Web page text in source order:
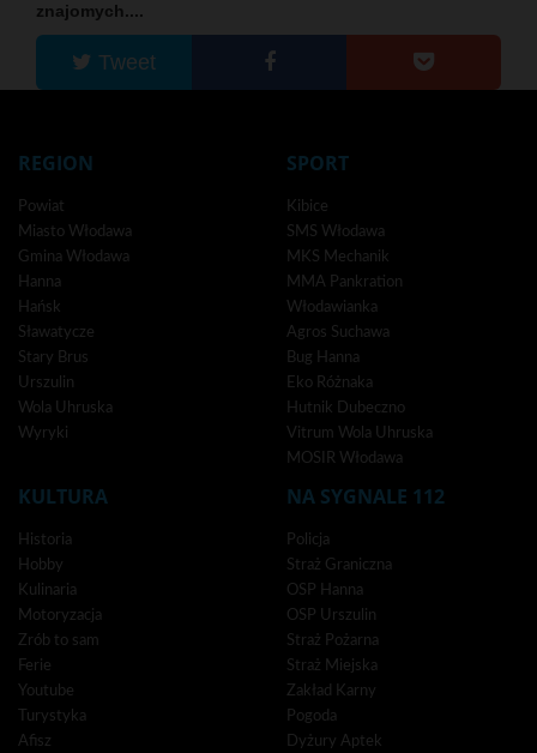
znajomych....
Tweet
REGION
Powiat
Miasto Włodawa
Gmina Włodawa
Hanna
Hańsk
Sławatycze
Stary Brus
Urszulin
Wola Uhruska
Wyryki
SPORT
Kibice
SMS Włodawa
MKS Mechanik
MMA Pankration
Włodawianka
Agros Suchawa
Bug Hanna
Eko Różnaka
Hutnik Dubeczno
Vitrum Wola Uhruska
MOSIR Włodawa
KULTURA
Historia
Hobby
Kulinaria
Motoryzacja
Zrób to sam
Ferie
Youtube
Turystyka
Afisz
NA SYGNALE 112
Policja
Straż Graniczna
OSP Hanna
OSP Urszulin
Straż Pożarna
Straż Miejska
Zakład Karny
Pogoda
Dyżury Aptek